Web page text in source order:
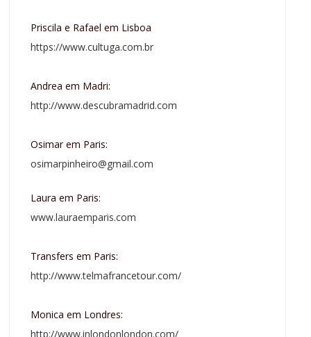
Priscila e Rafael em Lisboa
https://www.cultuga.com.br
Andrea em Madri:
http://www.descubramadrid.com
Osimar em Paris:
osimarpinheiro@gmail.com
Laura em Paris:
www.lauraemparis.com
Transfers em Paris:
http://www.telmafrancetour.com/
Monica em Londres:
http://www.inlondonlondon.com/